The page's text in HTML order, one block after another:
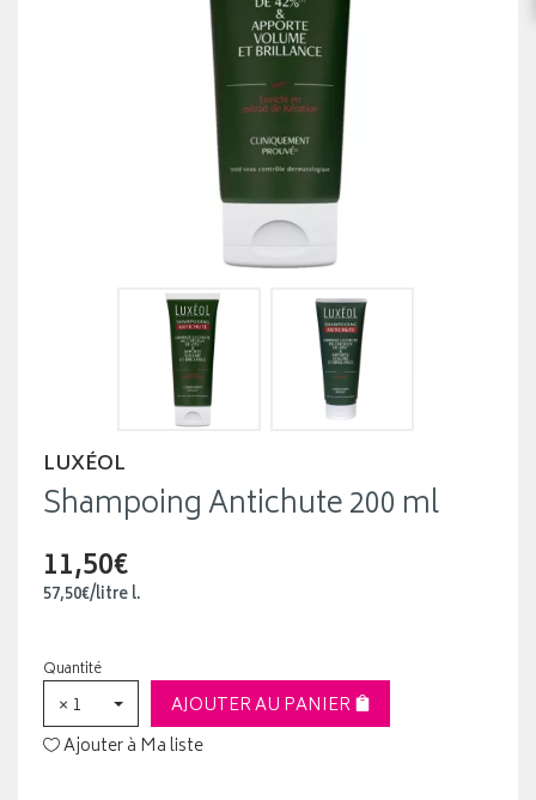
LUXÉOL
Shampoing Antichute 200 ml
11,50€
57,50€/litrel.
Quantité
× 1
AJOUTER AU PANIER
Ajouter à Ma liste